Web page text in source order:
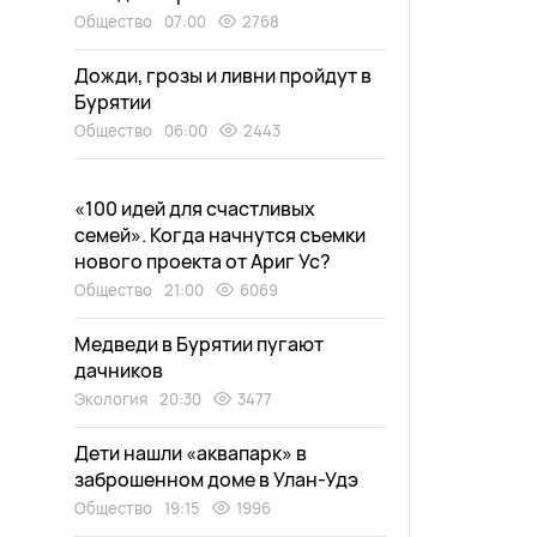
Общество 07:00 2768
Дожди, грозы и ливни пройдут в
Бурятии
Общество 06:00 2443
«100 идей для счастливых
семей». Когда начнутся съемки
нового проекта от Ариг Ус?
Общество 21:00 6069
Медведи в Бурятии пугают
дачников
Экология 20:30 3477
Дети нашли «аквапарк» в
заброшенном доме в Улан-Удэ
Общество 19:15 1996